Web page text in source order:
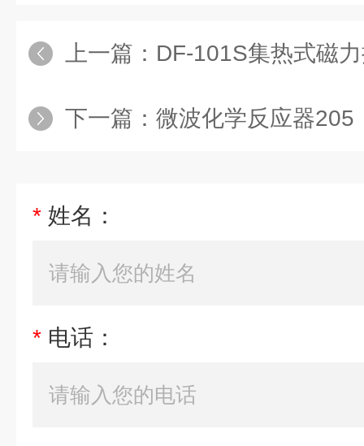
上一篇： DF-101S集热式磁
下一篇： 微波化学反应器205
* 姓名：
* 电话：